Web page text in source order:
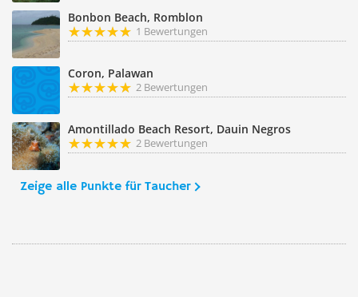
Bonbon Beach, Romblon
1 Bewertungen
Coron, Palawan
2 Bewertungen
Amontillado Beach Resort, Dauin Negros
2 Bewertungen
Zeige alle Punkte für Taucher